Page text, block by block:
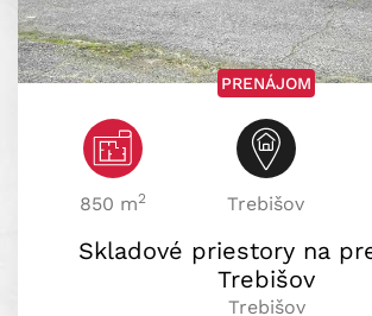
PRENÁJOM
850 m2 Trebišov
Skladové priestory na
Trebišov
Trebišov